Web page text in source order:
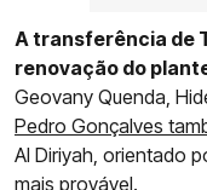
A transferência de
renovação do
Geovany Quenda,
Pedro Gonçalves
Al Diriyah, orientado
mais provável.